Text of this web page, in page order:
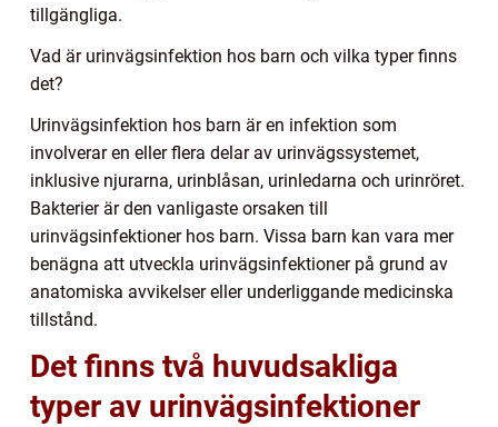
tillgängliga.
Vad är urinvägsinfektion hos barn och vilka typer finns
det?
Urinvägsinfektion hos barn är en infektion som
involverar en eller flera delar av urinvägssystemet,
inklusive njurarna, urinblåsan, urinledarna och urinröret.
Bakterier är den vanligaste orsaken till
urinvägsinfektioner hos barn. Vissa barn kan vara mer
benägna att utveckla urinvägsinfektioner på grund av
anatomiska avvikelser eller underliggande medicinska
tillstånd.
Det finns två huvudsakliga
typer av urinvägsinfektioner